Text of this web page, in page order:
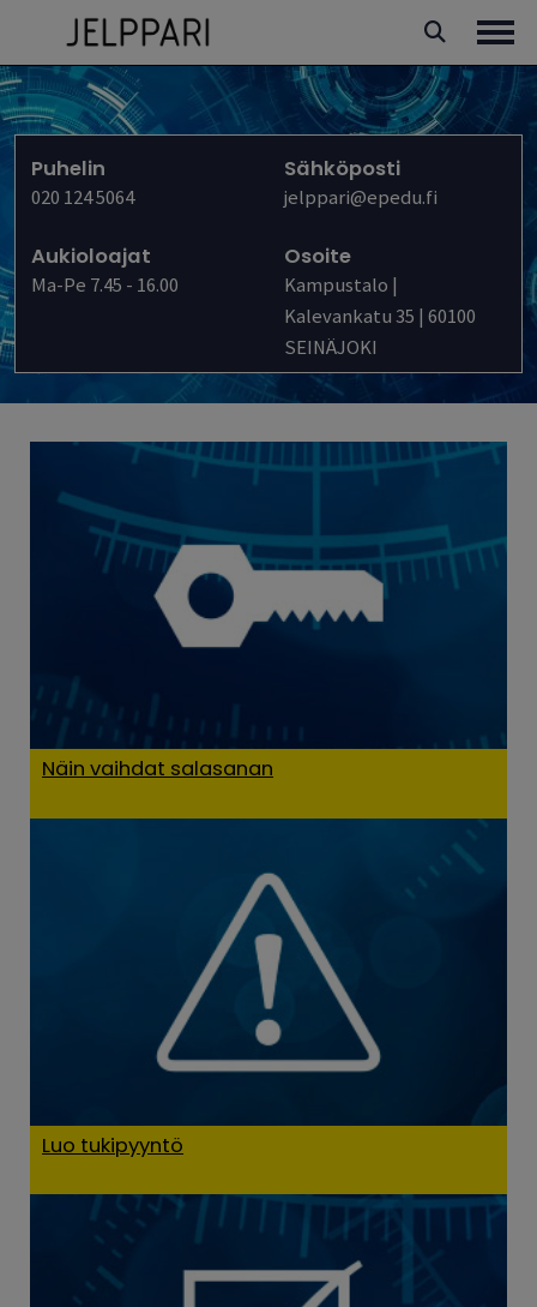
sisältöön
Puhelin
020 124 5064
Sähköposti
jelppari@epedu.fi
Aukioloajat
Ma-Pe 7.45 - 16.00
Osoite
Kampustalo |
Kalevankatu 35 | 60100
SEINÄJOKI
Etusivu
Näin vaihdat salasanan
Luo tukipyyntö